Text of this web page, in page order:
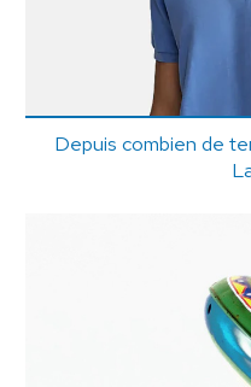
Depuis combien de